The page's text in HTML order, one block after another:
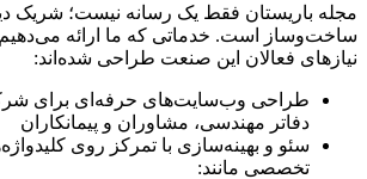
مجله باریستان فقط یک رسانه نیست؛ شریک
ساخت‌وساز است. خدماتی که ما ارائه
نیازهای فعالان این صنعت طراحی شده‌اند:
طراحی وب‌سایت‌های حرفه‌ای برای
دفاتر مهندسی، مشاوران و پیمانکاران
سئو و بهینه‌سازی با تمرکز روی
تخصصی مانند: